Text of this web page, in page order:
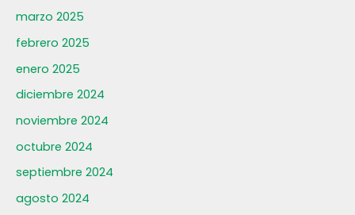
marzo 2025
febrero 2025
enero 2025
diciembre 2024
noviembre 2024
octubre 2024
septiembre 2024
agosto 2024